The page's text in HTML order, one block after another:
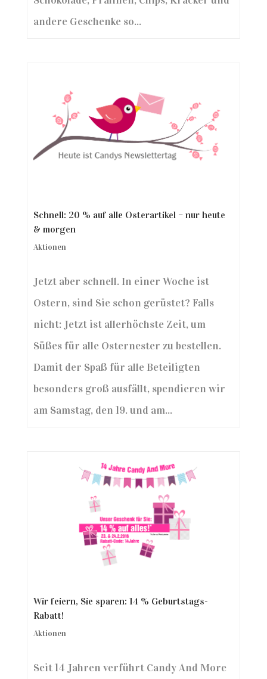
andere Geschenke so...
Schnell: 20 % auf alle Osterartikel – nur heute
& morgen
Aktionen
Jetzt aber schnell. In einer Woche ist
Ostern, sind Sie schon gerüstet? Falls
nicht: Jetzt ist allerhöchste Zeit, um
Süßes für alle Osternester zu bestellen.
Damit der Spaß für alle Beteiligten
besonders groß ausfällt, spendieren wir
am Samstag, den 19. und am...
Wir feiern, Sie sparen: 14 % Geburtstags-
Rabatt!
Aktionen
Seit 14 Jahren verführt Candy And More